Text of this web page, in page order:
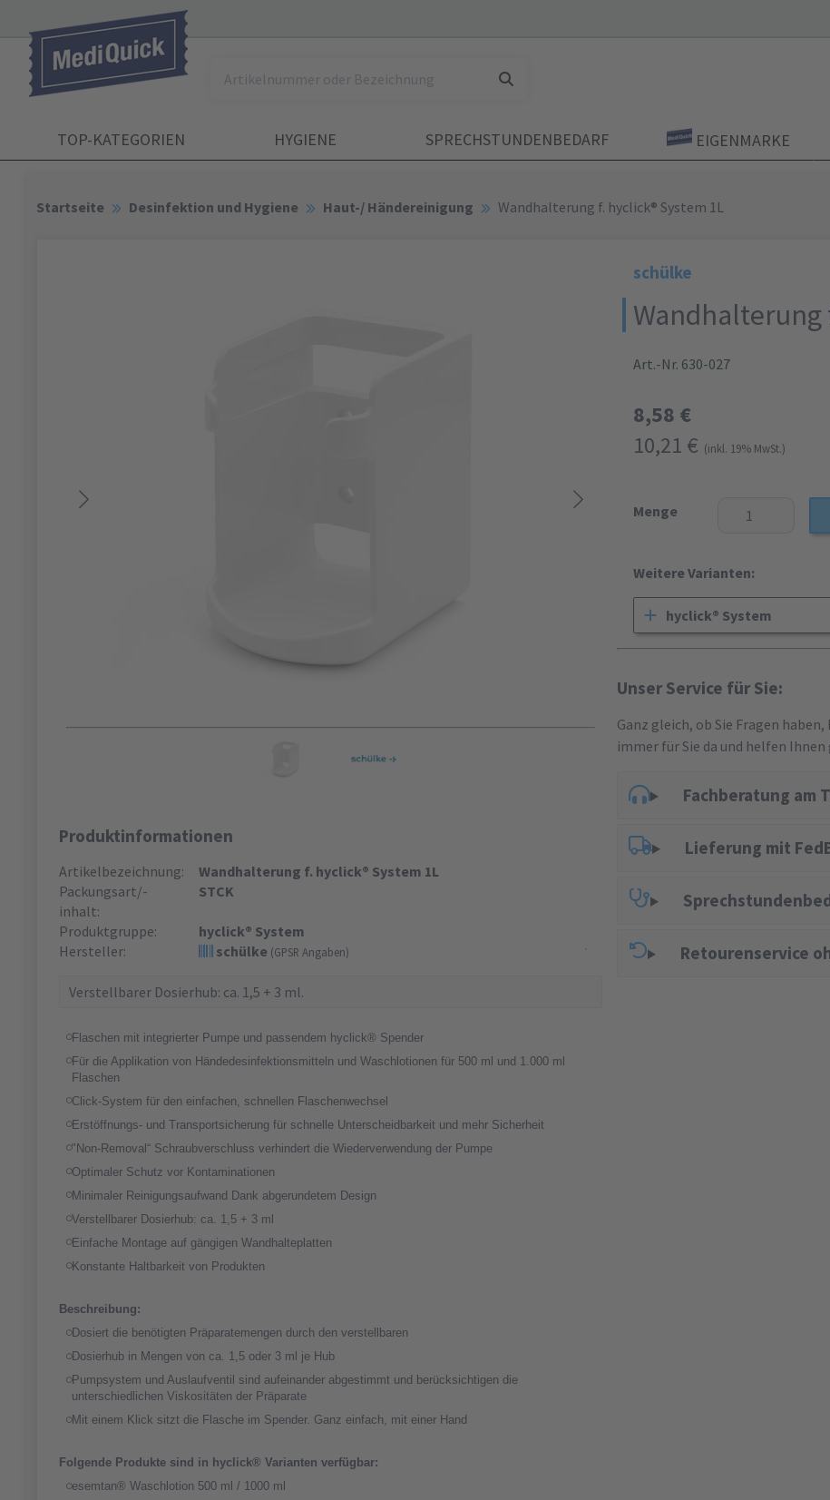
TOP-KATEGORIEN HYGIENE SPRECHSTUNDENBEDARF EIGENMARKE
Startseite Desinfektion und Hygiene Haut-/ Händereinigung Wandhalterung f. hyclick® System 1L
Produktinformationen
Artikelbezeichnung:
Wandhalterung f. hyclick® System 1L
Packungsart/-
inhalt:
STCK
Produktgruppe:
hyclick® System
Hersteller:
schülke (GPSR Angaben)
Verstellbarer Dosierhub: ca. 1,5 + 3 ml.
Flaschen mit integrierter Pumpe und passendem hyclick® Spender
Für die Applikation von Händedesinfektionsmitteln und Waschlotionen für 500 ml und 1.000 ml
Flaschen
Click-System für den einfachen, schnellen Flaschenwechsel
Erstöffnungs- und Transportsicherung für schnelle Unterscheidbarkeit und mehr Sicherheit
"Non-Removal“ Schraubverschluss verhindert die Wiederverwendung der Pumpe
Optimaler Schutz vor Kontaminationen
Minimaler Reinigungsaufwand Dank abgerundetem Design
Verstellbarer Dosierhub: ca. 1,5 + 3 ml
Einfache Montage auf gängigen Wandhalteplatten
Konstante Haltbarkeit von Produkten
Beschreibung:
Dosiert die benötigten Präparatemengen durch den verstellbaren
Dosierhub in Mengen von ca. 1,5 oder 3 ml je Hub
Pumpsystem und Auslaufventil sind aufeinander abgestimmt und berücksichtigen die
unterschiedlichen Viskositäten der Präparate
Mit einem Klick sitzt die Flasche im Spender. Ganz einfach, mit einer Hand
Folgende Produkte sind in hyclick® Varianten verfügbar:
esemtan® Waschlotion 500 ml / 1000 ml
schülke
Wandhalterung
Art.-Nr. 630-027
8,58 €
10,21 € (inkl. 19% MwSt.)
Menge
Weitere Varianten:
hyclick® System
Unser Service für Sie:
Ganz gleich, ob Sie Fragen
immer für Sie da und helfen
Fachberatung am
Lieferung mit
Retourenservice